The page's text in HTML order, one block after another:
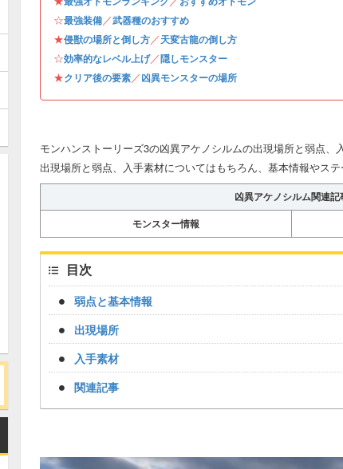
☆最強装備／武器種のおすすめ
★侵獣の場所と倒し方／天変古龍の倒し方
☆効率的なレベル上げ／隠しモンスター
★クリア後の要素／凶異モンスターの場所
モンハンストーリーズ3の凶異アケノシルムの出現場所と弱点
出現場所と弱点、入手素材についてはもちろん、基本情報やス
凶異アケノシルム関連記
モンスター情報
目次
弱点と基本情報
出現場所
入手素材
関連記事